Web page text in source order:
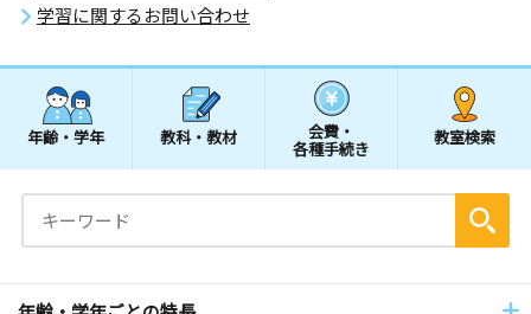
学習に関するお問い合わせ
年齢・学年 教科・教材 会費・
各種手続き
教室検索